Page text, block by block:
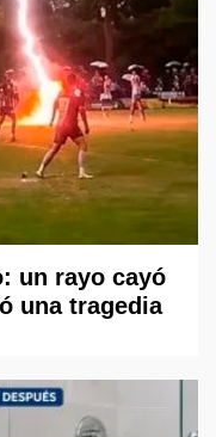
un rayo cayó
una tragedia